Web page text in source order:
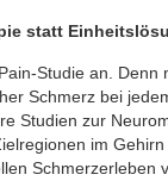
statt
Studie an.
Schmerz bei
Studien zur
im
Schmerzerleben